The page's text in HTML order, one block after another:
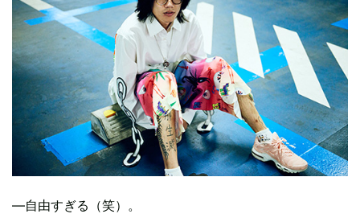
—自由すぎる（笑）。